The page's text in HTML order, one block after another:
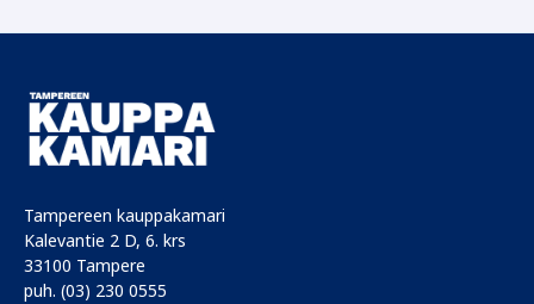
Tampereen kauppakamari
Kalevantie 2 D, 6. krs
33100 Tampere
puh. (03) 230 0555